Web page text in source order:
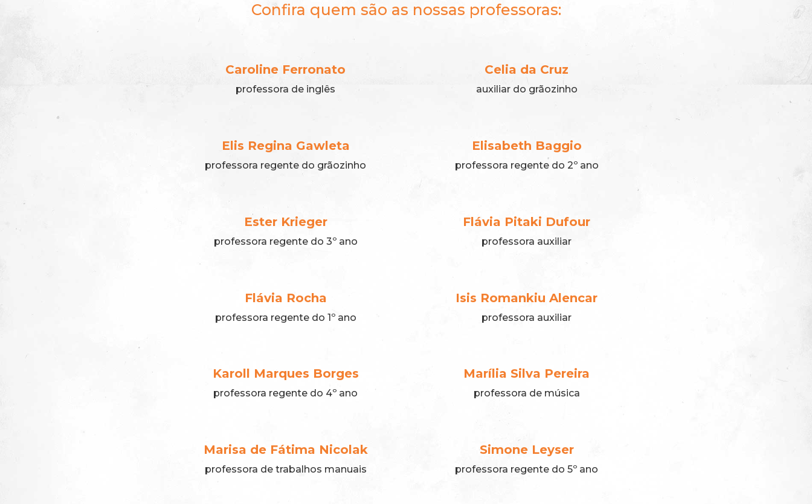
Confira quem são as nossas professoras:
Caroline Ferronato
professora de inglês
Celia da Cruz
auxiliar do grãozinho
Elis Regina Gawleta
professora regente do grãozinho
Elisabeth Baggio
professora regente do 2º ano
Ester Krieger
professora regente do 3º ano
Flávia Pitaki Dufour
professora auxiliar
Flávia Rocha
professora regente do 1º ano
Isis Romankiu Alencar
professora auxiliar
Karoll Marques Borges
professora regente do 4º ano
Marília Silva Pereira
professora de música
Marisa de Fátima Nicolak
professora de trabalhos manuais
Simone Leyser
professora regente do 5º ano